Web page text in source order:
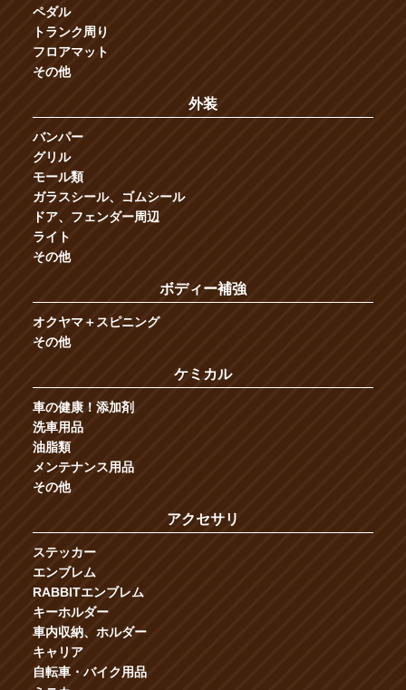
ペダル
トランク周り
フロアマット
その他
外装
バンパー
グリル
モール類
ガラスシール、ゴムシール
ドア、フェンダー周辺
ライト
その他
ボディー補強
オクヤマ＋スピニング
その他
ケミカル
車の健康！添加剤
洗車用品
油脂類
メンテナンス用品
その他
アクセサリ
ステッカー
エンブレム
RABBITエンブレム
キーホルダー
車内収納、ホルダー
キャリア
自転車・バイク用品